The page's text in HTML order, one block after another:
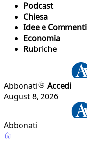
Podcast
Chiesa
Idee e Commenti
Economia
Rubriche
Abbonati
Accedi
August 8, 2026
Abbonati